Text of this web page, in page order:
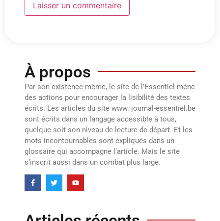
À propos
Par son existence même, le site de l’Essentiel mène
des actions pour encourager la lisibilité des textes
écrits. Les articles du site www. journal-essentiel.be
sont écrits dans un langage accessible à tous,
quelque soit son niveau de lecture de départ. Et les
mots incontournables sont expliqués dans un
glossaire qui accompagne l’article. Mais le site
s’inscrit aussi dans un combat plus large.